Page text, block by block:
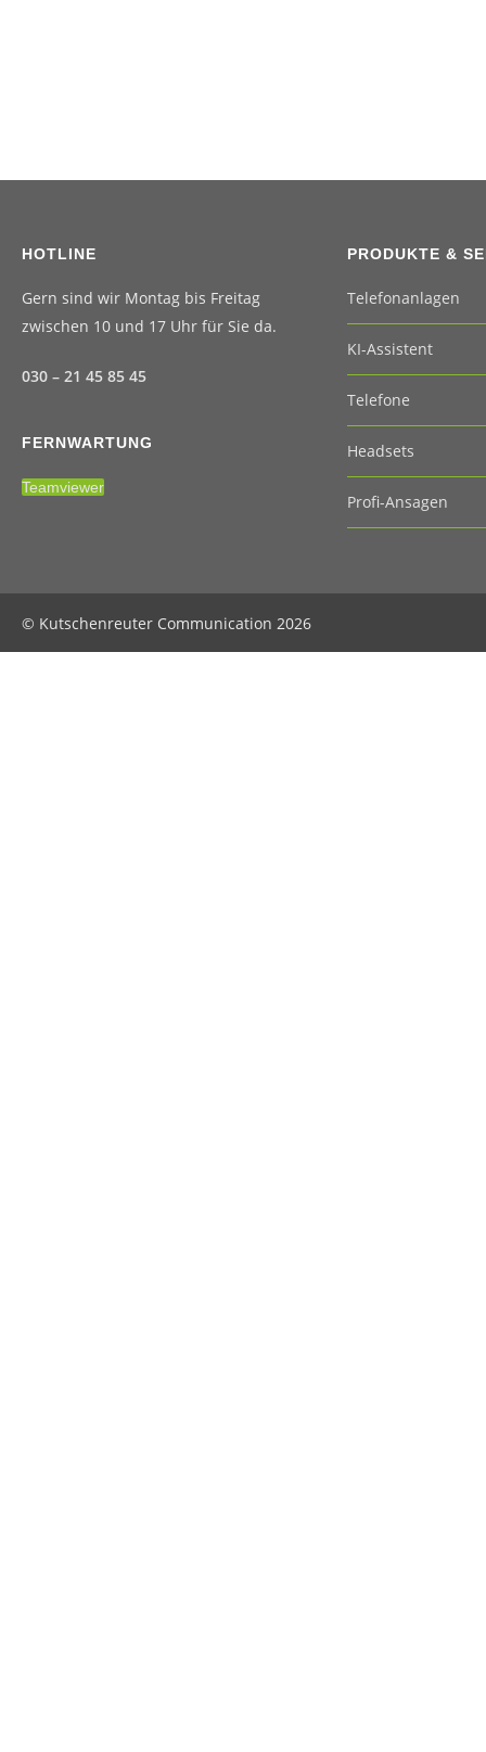
HOTLINE
Gern sind wir Montag bis Freitag
zwischen 10 und 17 Uhr für Sie da.
030 – 21 45 85 45
FERNWARTUNG
Teamviewer
PRODUKTE &
Telefonanlagen
KI-Assistent
Telefone
Headsets
Profi-Ansagen
© Kutschenreuter Communication 2026